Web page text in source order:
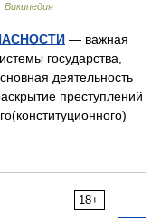
Википедия
— важная
государства,
деятельность
преступлений
18+